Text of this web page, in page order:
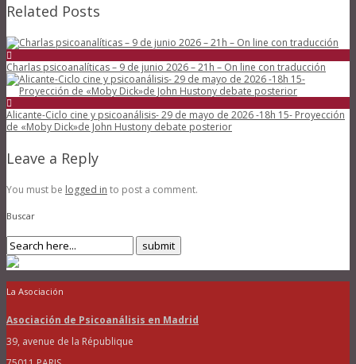
Related Posts
Charlas psicoanalíticas – 9 de junio 2026 – 21h – On line con traducción
Alicante-Ciclo cine y psicoanálisis- 29 de mayo de 2026 -18h 15- Proyección
de «Moby Dick»de John Hustony debate posterior
Leave a Reply
You must be logged in to post a comment.
Buscar
La Asociación
Asociación de Psicoanálisis en Madrid
39, avenue de la République